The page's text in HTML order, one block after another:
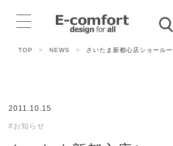
TOP > NEWS > さいたま新都心店ショール
2011.10.15
#お知らせ